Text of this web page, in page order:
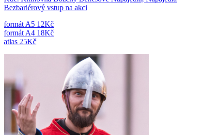
Bezbariérový vstup na akci
formát A5 12Kč
formát A4 18Kč
atlas 25Kč